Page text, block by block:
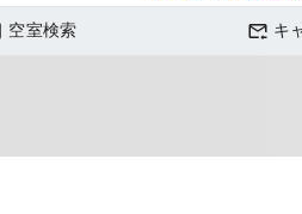
空室検索 キ